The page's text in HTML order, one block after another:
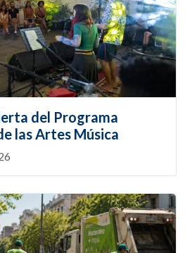
del Programa
las Artes Música